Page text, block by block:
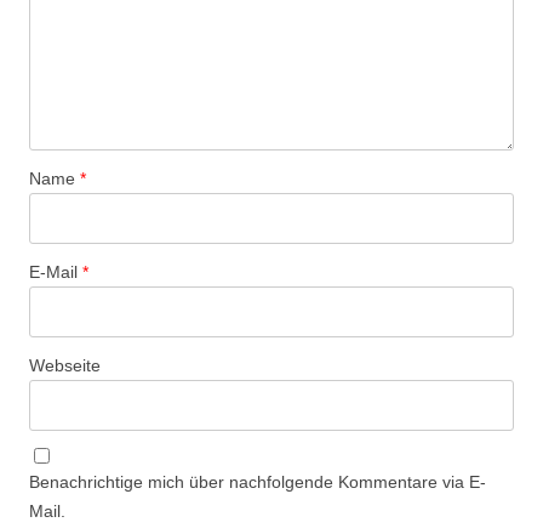
Name *
E-Mail *
Webseite
Benachrichtige mich über nachfolgende Kommentare via E-
Mail.